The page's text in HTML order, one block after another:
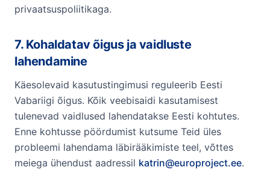
privaatsuspoliitikaga.
7. Kohaldatav õigus ja vaidluste
lahendamine
Käesolevaid kasutustingimusi reguleerib Eesti
Vabariigi õigus. Kõik veebisaidi kasutamisest
tulenevad vaidlused lahendatakse Eesti kohtutes.
Enne kohtusse pöördumist kutsume Teid üles
probleemi lahendama läbirääkimiste teel, võttes
meiega ühendust aadressil katrin@europroject.ee.